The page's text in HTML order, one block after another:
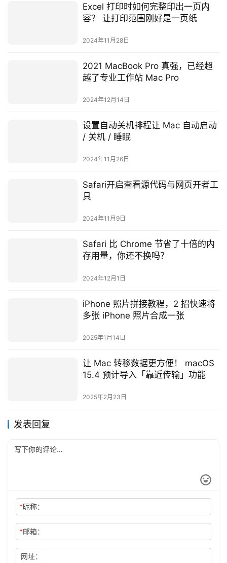
Excel 打印时如何完整印出一页内
容？ 让打印范围刚好是一页纸
2024年11月28日
2021 MacBook Pro 真强，已经超
越了专业工作站 Mac Pro
2024年12月14日
设置自动关机排程让 Mac 自动启动
/ 关机 / 睡眠
2024年11月26日
Safari开启查看源代码与网页开者工
具
2024年11月9日
Safari 比 Chrome 节省了十倍的内
存用量，你还不换吗？
2024年12月1日
iPhone 照片拼接教程，2 招快速将
多张 iPhone 照片合成一张
2025年1月14日
让 Mac 转移数据更方便！ macOS
15.4 预计导入「靠近传输」功能
2025年2月23日
发表回复
*昵称：
*邮箱：
网址：